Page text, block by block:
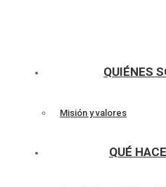
QUIÉNES
Misión y valores
QUÉ